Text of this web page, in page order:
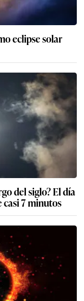
eclipse solar
del siglo? El día
7 minutos